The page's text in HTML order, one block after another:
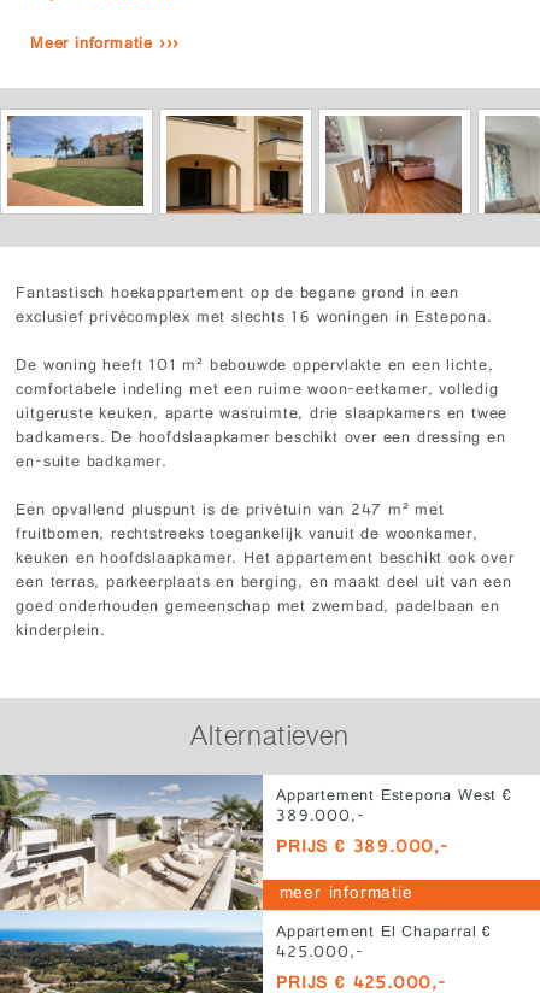
Meer informatie ›››
Fantastisch hoekappartement op de begane grond in een
exclusief privécomplex met slechts 16 woningen in Estepona.
De woning heeft 101 m² bebouwde oppervlakte en een lichte,
comfortabele indeling met een ruime woon-eetkamer, volledig
uitgeruste keuken, aparte wasruimte, drie slaapkamers en twee
badkamers. De hoofdslaapkamer beschikt over een dressing en
en-suite badkamer.
Een opvallend pluspunt is de privétuin van 247 m² met
fruitbomen, rechtstreeks toegankelijk vanuit de woonkamer,
keuken en hoofdslaapkamer. Het appartement beschikt ook over
een terras, parkeerplaats en berging, en maakt deel uit van een
goed onderhouden gemeenschap met zwembad, padelbaan en
kinderplein.
Alternatieven
Appartement Estepona West €
389.000,-
PRIJS € 389.000,-
meer informatie
Appartement El Chaparral €
425.000,-
PRIJS € 425.000,-